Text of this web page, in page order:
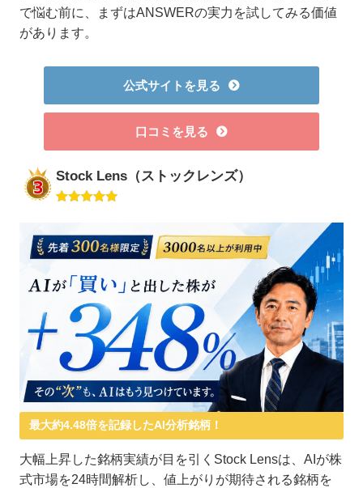
で悩む前に、まずはANSWERの実力を試してみる価値
があります。
公式サイトを見る
口コミを見る
Stock Lens（ストックレンズ）
最大約4.48倍を記録したAI分析銘柄！
大幅上昇した銘柄実績が目を引くStock Lensは、AIが株
式市場を24時間解析し、値上がりが期待される銘柄を